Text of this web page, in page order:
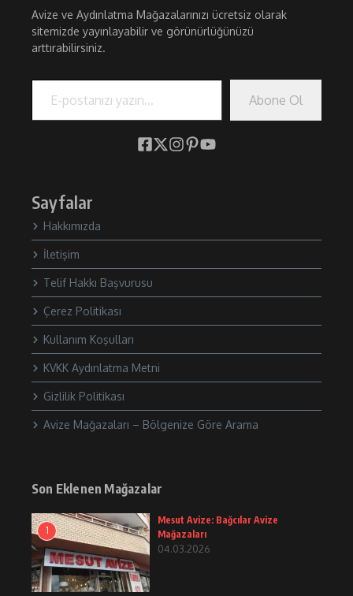
Avize ve Aydınlatma Mağazalarınızı ücretsiz olarak
sitemizde yayınlayabilir ve görünürlüğünüzü
arttırabilirsiniz.
E-postanızı yazın…
Abone Ol
Sayfalar
Hakkımızda
İletişim
Telif Hakkı Başvurusu
Çerez Politikası
Kullanım Koşulları
KVKK Aydınlatma Metni
Gizlilik Politikası
Avize Mağazaları – Bölgenize Göre Arama
Son Eklenen Mağazalar
1
Mesut Avize: Bağcılar Avize
Mağazaları
04.03.2026